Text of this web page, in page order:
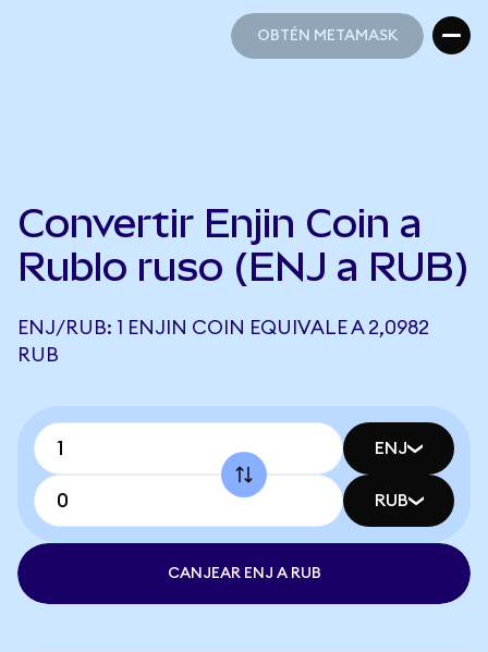
OBTÉN METAMASK
Convertir Enjin Coin a
Rublo ruso (ENJ a RUB)
ENJ/RUB: 1 ENJIN COIN EQUIVALE A 2,0982
RUB
ENJ
RUB
CANJEAR ENJ A RUB